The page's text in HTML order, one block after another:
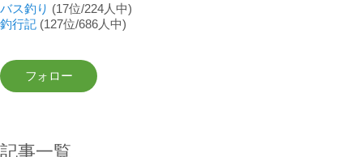
バス釣り (17位/224人中)
釣行記 (127位/686人中)
記事一覧